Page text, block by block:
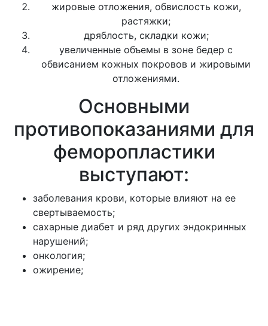
жировые отложения, обвислость кожи,
растяжки;
дряблость, складки кожи;
увеличенные объемы в зоне бедер с
обвисанием кожных покровов и жировыми
отложениями.
Основными
противопоказаниями для
феморопластики
выступают:
заболевания крови, которые влияют на ее
свертываемость;
сахарные диабет и ряд других эндокринных
нарушений;
онкология;
ожирение;